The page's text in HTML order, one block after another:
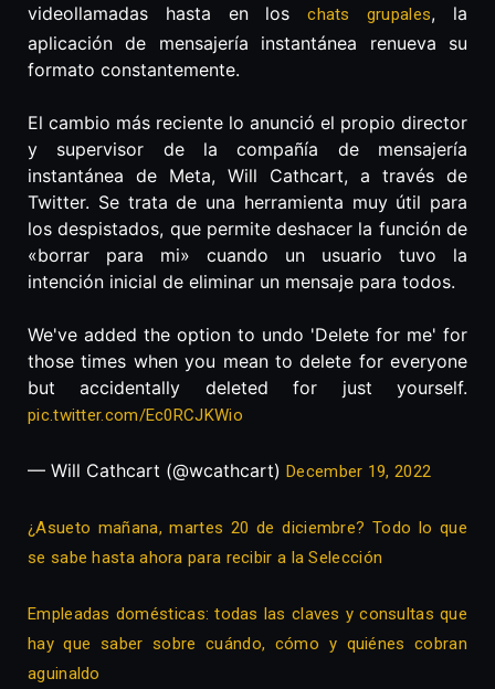
videollamadas hasta en loschats grupales, la
aplicación de mensajería instantánea renueva su
formato constantemente.
El cambio más reciente lo anunció el propio director
y supervisor de la compañía de mensajería
instantánea de Meta, Will Cathcart, a través de
Twitter. Se trata de una herramienta muy útil para
los despistados, que permite deshacer la función de
«borrar para mi» cuando un usuario tuvo la
intención inicial de eliminar un mensaje para todos.
We've added the option to undo 'Delete for me' for
those times when you mean to delete for everyone
but accidentally deleted for just yourself.
pic.twitter.com/Ec0RCJKWio
— Will Cathcart (@wcathcart) December 19, 2022
¿Asueto mañana, martes 20 de diciembre? Todo lo que
se sabe hasta ahora para recibir a la Selección
Empleadas domésticas: todas las claves y consultas que
hay que saber sobre cuándo, cómo y quiénes cobran
aguinaldo